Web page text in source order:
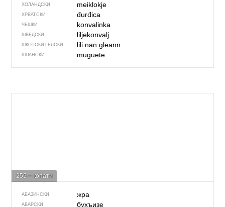
ХОЛАНДСКИ meiklokje
ХРВАТСКИ đurđica
ЧЕШКИ konvalinka
ШВЕДСКИ liljekonvalj
ШКОТСКИ ГЕЛСКИ lili nan gleann
ШПАНСКИ muguete
255 – копати
АБАЗИНСКИ жра
АВАРСКИ бухъизе